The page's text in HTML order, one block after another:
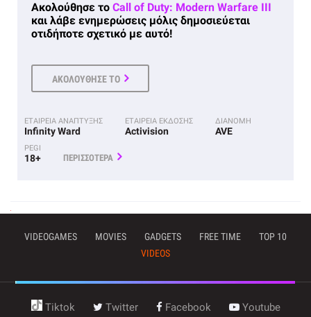
Ακολούθησε το Call of Duty: Modern Warfare III
και λάβε ενημερώσεις μόλις δημοσιεύεται
οτιδήποτε σχετικό με αυτό!
ΑΚΟΛΟΥΘΗΣΕ ΤΟ
ΕΤΑΙΡΕΙΑ ΑΝΑΠΤΥΞΗΣ
Infinity Ward
ΕΤΑΙΡΕΙΑ ΕΚΔΟΣΗΣ
Activision
ΔΙΑΝΟΜΗ
AVE
PEGI
18+ ΠΕΡΙΣΣΟΤΕΡΑ
VIDEOGAMES MOVIES GADGETS FREE TIME
TOP 10
VIDEOS
Tiktok Twitter Facebook Youtube